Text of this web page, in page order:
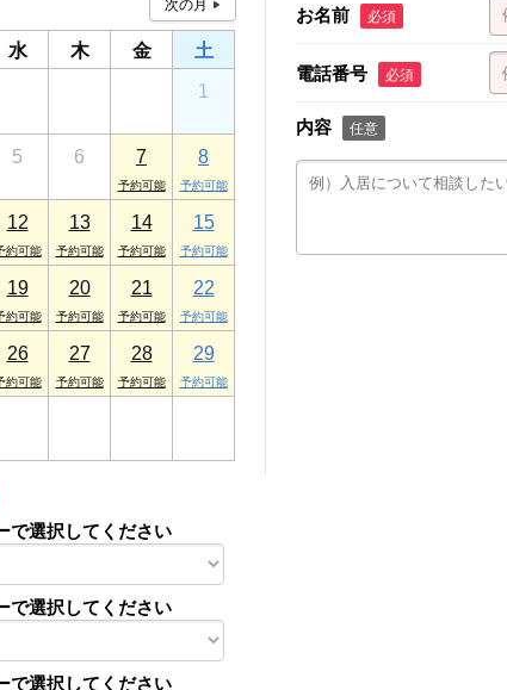
水 木 金
土
1
5 6 7 8
12 13 14 15
19 20 21 22
26 27 28 29
で選択してください
で選択してください
で選択してください
お名前 必須
電話番号 必須
内容 任意